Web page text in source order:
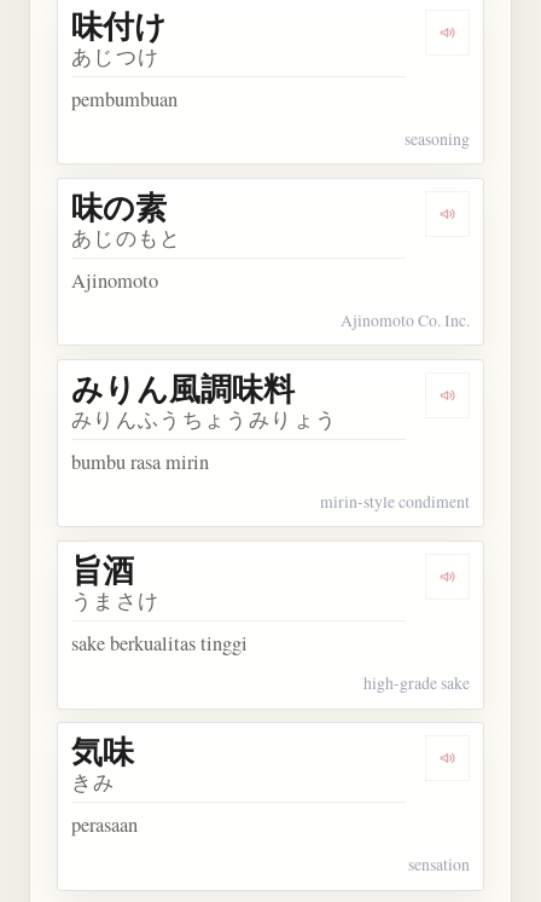
Dengarkan
味付け
あじつけ
pembumbuan
seasoning
Dengarkan
味の素
あじのもと
Ajinomoto
Ajinomoto Co. Inc.
Dengarkan
みりん風調味料
みりんふうちょうみりょう
bumbu rasa mirin
mirin-style condiment
Dengarkan
旨酒
うまさけ
sake berkualitas tinggi
high-grade sake
Dengarkan
気味
きみ
perasaan
sensation